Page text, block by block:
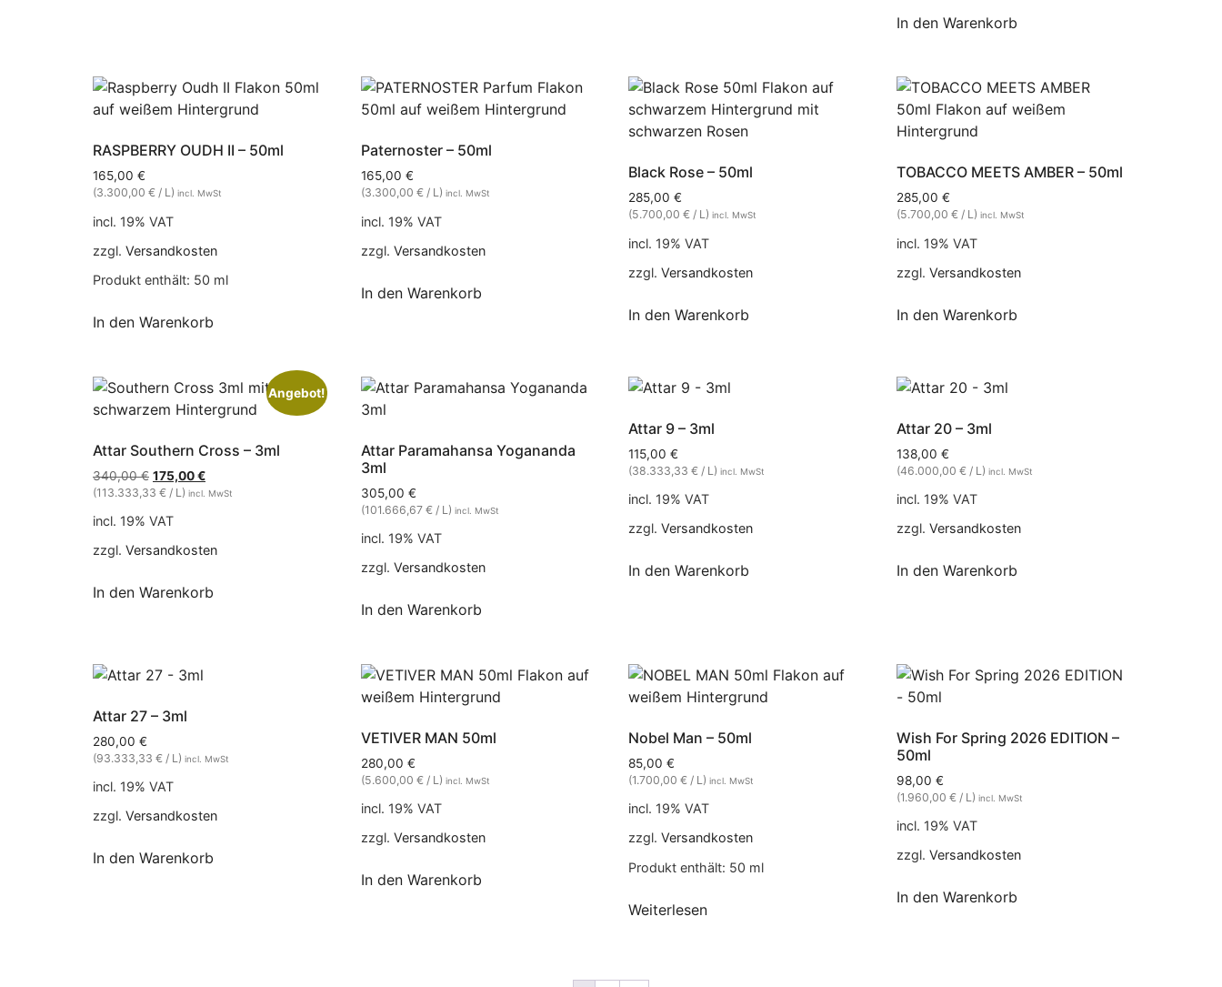
In den Warenkorb
RASPBERRY OUDH II – 50ml
165,00 €
(3.300,00 € / L) incl. MwSt
incl. 19% VAT
zzgl. Versandkosten
Produkt enthält: 50 ml
In den Warenkorb
Paternoster – 50ml
165,00 €
(3.300,00 € / L) incl. MwSt
incl. 19% VAT
zzgl. Versandkosten
In den Warenkorb
Black Rose – 50ml
285,00€
(5.700,00 € / L)incl. MwSt
incl. 19% VAT
zzgl.Versandkosten
In den Warenkorb
TOBACCO MEETS AMBER – 50ml
285,00€
(5.700,00 € / L)incl. MwSt
incl. 19% VAT
zzgl.Versandkosten
In den Warenkorb
Angebot!
Attar Southern Cross – 3ml
340,00€ 175,00€
(113.333,33 € / L) incl. MwSt
incl. 19% VAT
zzgl. Versandkosten
In den Warenkorb
Attar Paramahansa Yogananda
3ml
305,00 €
(101.666,67 € / L) incl. MwSt
incl. 19% VAT
zzgl. Versandkosten
In den Warenkorb
Attar 9 – 3ml
115,00€
(38.333,33 € / L)incl. MwSt
incl. 19% VAT
zzgl.Versandkosten
In den Warenkorb
Attar 20 – 3ml
138,00€
(46.000,00 € / L)incl. MwSt
incl. 19% VAT
zzgl.Versandkosten
In den Warenkorb
Attar 27 – 3ml
280,00 €
(93.333,33 € / L) incl. MwSt
incl. 19% VAT
zzgl. Versandkosten
In den Warenkorb
VETIVER MAN 50ml
280,00 €
(5.600,00 € / L) incl. MwSt
incl. 19% VAT
zzgl. Versandkosten
In den Warenkorb
Nobel Man – 50ml
85,00€
(1.700,00 € / L)incl. MwSt
incl. 19% VAT
zzgl.Versandkosten
Produkt enthält: 50 ml
Weiterlesen
Wish For Spring 2026 EDITION –
50ml
98,00€
(1.960,00 € / L)incl. MwSt
incl. 19% VAT
zzgl.Versandkosten
In den Warenkorb